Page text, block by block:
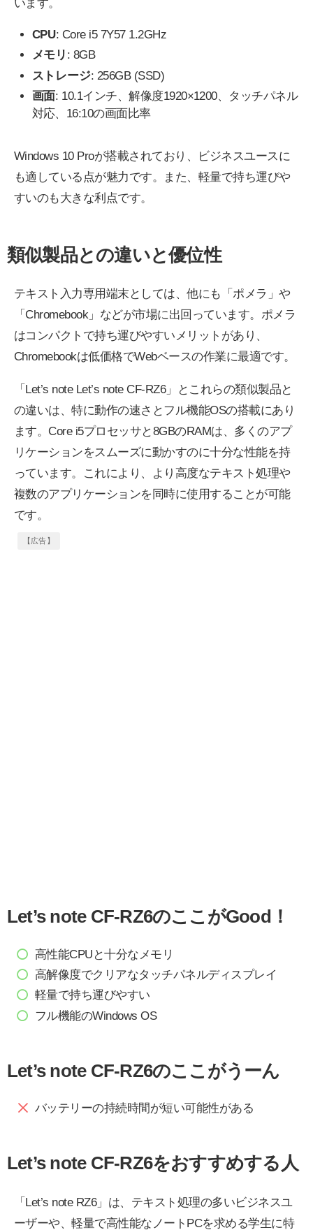
います。
CPU: Core i5 7Y57 1.2GHz
メモリ : 8GB
ストレージ: 256GB (SSD)
画面: 10.1インチ、解像度1920×1200、タッチパネル
対応、16:10の画面比率
Windows 10 Proが搭載されており、ビジネスユースに
も適している点が魅力です。また、軽量で持ち運びや
すいのも大きな利点です。
類似製品との違いと優位性
テキスト入力専用端末としては、他にも「ポメラ」や
「Chromebook」などが市場に出回っています。ポメラ
はコンパクトで持ち運びやすいメリットがあり、
Chromebookは低価格でWebベースの作業に最適です。
「Let’s note Let’s note CF-RZ6」とこれらの類似製品と
の違いは、特に動作の速さとフル機能OSの搭載にあり
ます。Core i5プロセッサと8GBのRAMは、多くのアプ
リケーションをスムーズに動かすのに十分な性能を持
っています。これにより、より高度なテキスト処理や
複数のアプリケーションを同時に使用することが可能
です。
【広告】
Let’s note CF-RZ6のここがGood！
高性能CPUと十分なメモリ
高解像度でクリアなタッチパネルディスプレイ
軽量で持ち運びやすい
フル機能のWindows OS
Let’s note CF-RZ6のここがうーん
バッテリーの持続時間が短い可能性がある
Let’s note CF-RZ6をおすすめする人
「Let’s note RZ6」は、テキスト処理の多いビジネスユ
ーザーや、軽量で高性能なノートPCを求める学生に特